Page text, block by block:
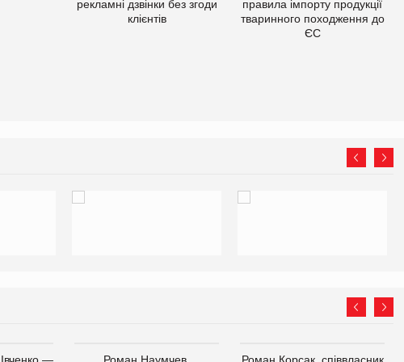
рекламні дзвінки без згоди
клієнтів
правила імпорту продукції
тваринного походження до
ЄС